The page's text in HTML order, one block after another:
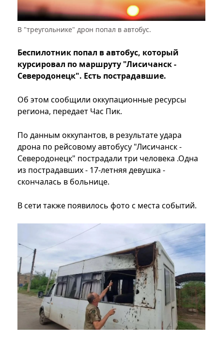
В "треугольнике" дрон попал в автобус.
Беспилотник попал в автобус, который
курсировал по маршруту "Лисичанск -
Северодонецк". Есть пострадавшие.
Об этом сообщили оккупационные ресурсы
региона, передает Час Пик.
По данным оккупантов, в результате удара
дрона по рейсовому автобусу "Лисичанск -
Северодонецк" пострадали три человека .Одна
из пострадавших - 17-летняя девушка -
скончалась в больнице.
В сети также появилось фото с места событий.